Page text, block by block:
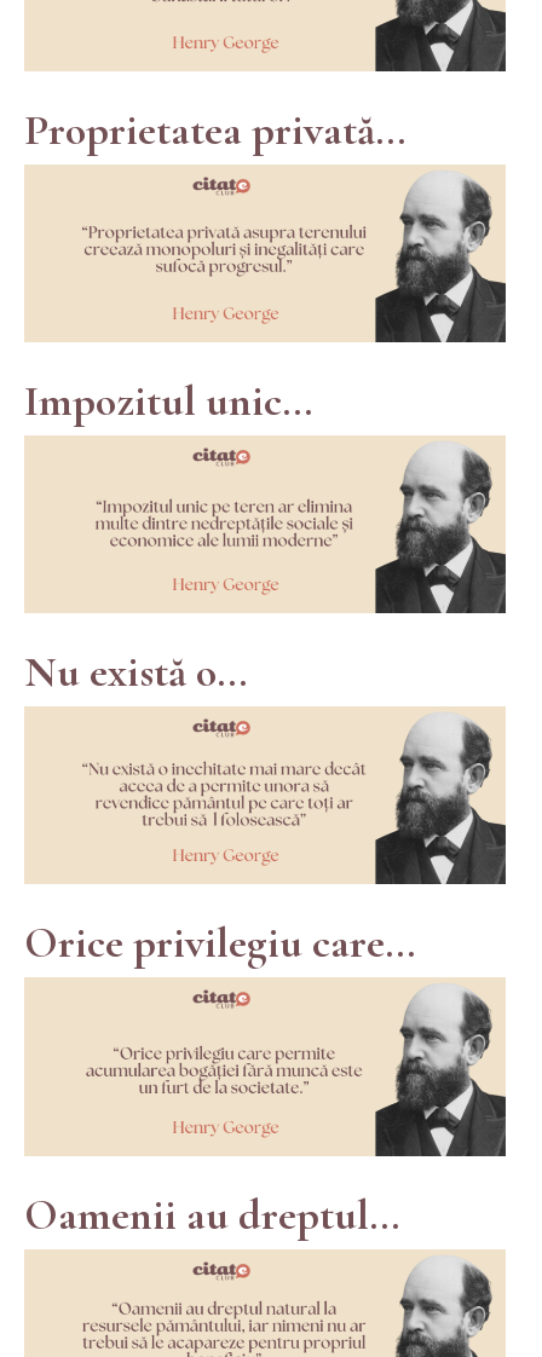
Proprietatea privată...
Impozitul unic...
Nu există o...
Orice privilegiu care...
Oamenii au dreptul...